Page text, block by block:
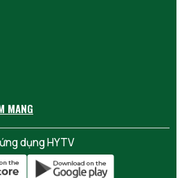
dụng HYTV